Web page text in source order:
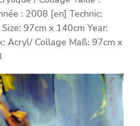
: 2008 [en] Technic:
97cm x 140cm Year:
Acryl/ Collage Maß: 97cm x